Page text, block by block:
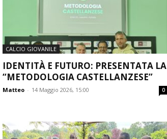
CALCIO GIOVANILE
IDENTITÀ E FUTURO: PRESENTATA LA
“METODOLOGIA CASTELLANZESE”
Matteo - 14 Maggio 2026, 15:00 0